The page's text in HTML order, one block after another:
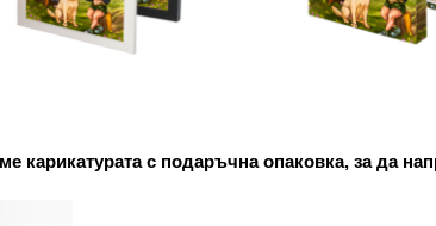
карикатурата с подаръчна опаковка, за да